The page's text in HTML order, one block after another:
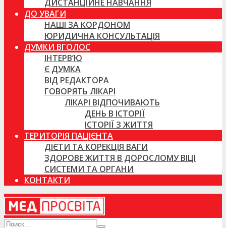
ДИСТАНЦІЙНЕ НАВЧАННЯ
ДО УВАГИ
НАШІ ЗА КОРДОНОМ
ЮРИДИЧНА КОНСУЛЬТАЦІЯ
ДУМКИ ВГОЛОС
ІНТЕРВ’Ю
Є ДУМКА
ВІД РЕДАКТОРА
ГОВОРЯТЬ ЛІКАРІ
ЛІКАРІ ВІДПОЧИВАЮТЬ
ДЕНЬ В ІСТОРІЇ
ІСТОРІЇ З ЖИТТЯ
ТЕРИТОРІЯ ПАЦІЄНТА
ДІЄТИ ТА КОРЕКЦІЯ ВАГИ
ЗДОРОВЕ ЖИТТЯ В ДОРОСЛОМУ ВІЦІ
СИСТЕМИ ТА ОРГАНИ
КОНТАКТИ